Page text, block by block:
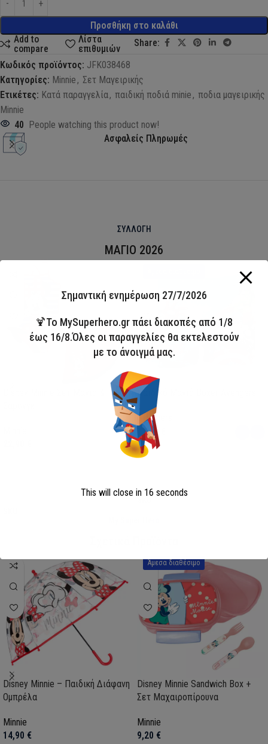
Προσθήκη στο καλάθι
Add to
compare
Λίστα
επιθυμιών
Share:
Κωδικός προϊόντος: JFK038468
Κατηγορίες: Minnie , Σετ Μαγειρικής
Ετικέτες: Κατά παραγγελία, παιδική ποδιά minie , ποδια μαγειρικής
Minnie
40 People watching this product now!
Ασφαλείς Πληρωμές
ΣΥΛΛΟΓΗ
ΜΑΓΙΟ 2026
Παιδικό Μαγιό Boxer Avengers
Avengers
13,00
Disney Minnie – Παιδική Διάφανη
Ομπρέλα
Minnie
14,90 €
Άμεσα διαθέσιμο
Disney Minnie Sandwich Box +
Σετ Μαχαιροπίρουνα
Minnie
9,20 €
Σημαντική ενημέρωση 27/7/2026
🍹Το MySuperhero.gr πάει διακοπές από 1/8
έως 16/8.Όλες οι παραγγελίες θα εκτελεστούν
με το άνοιγμά μας.
This will close in 16 seconds